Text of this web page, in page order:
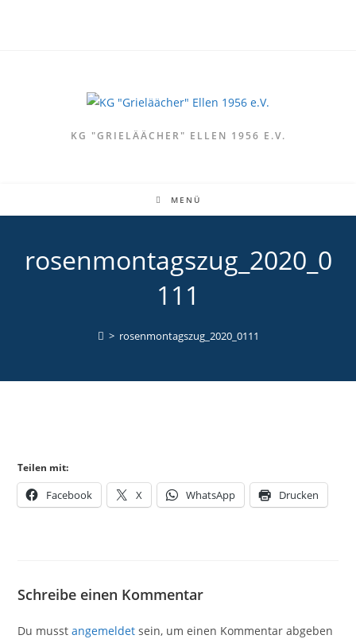
KG "GRIELÄÄCHER" ELLEN 1956 E.V.
MENÜ
rosenmontagszug_2020_0
111
> rosenmontagszug_2020_0111
Teilen mit:
Facebook X WhatsApp Drucken
Schreibe einen Kommentar
Du musstangemeldet sein, um einen Kommentar abgeben